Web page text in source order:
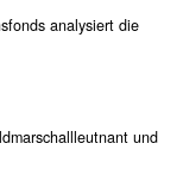
analysiert die
und